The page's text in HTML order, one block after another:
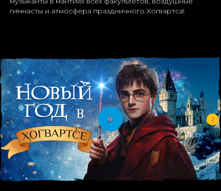
гимнасты и атмосфера праздничного Хогвартса!